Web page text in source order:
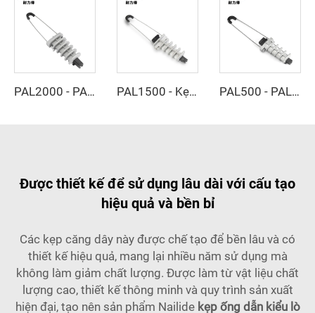
PAL2000 - PAL2500 - Kẹp căng PAL1500 - Kẹp căng PAL500 - PAL1000 - Kẹp căng
Được thiết kế để sử dụng lâu dài với cấu tạo
hiệu quả và bền bỉ
Các kẹp căng dây này được chế tạo để bền lâu và có
thiết kế hiệu quả, mang lại nhiều năm sử dụng mà
không làm giảm chất lượng. Được làm từ vật liệu chất
lượng cao, thiết kế thông minh và quy trình sản xuất
hiện đại, tạo nên sản phẩm Nailide kẹp ống dẫn kiểu lò